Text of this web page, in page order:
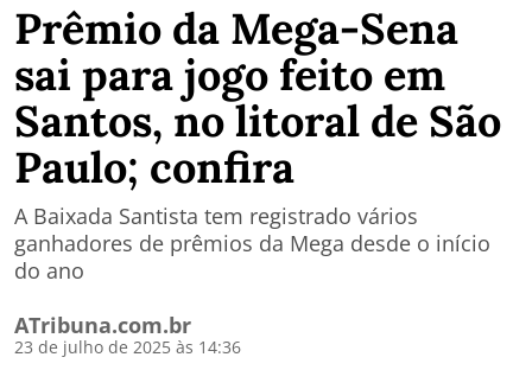
Prêmio da Mega-Sena
sai para jogo feito em
Santos, no litoral de São
Paulo; confira
A Baixada Santista tem registrado vários
ganhadores de prêmios da Mega desde o início
do ano
ATribuna.com.br
23 de julho de 2025 às 14:36